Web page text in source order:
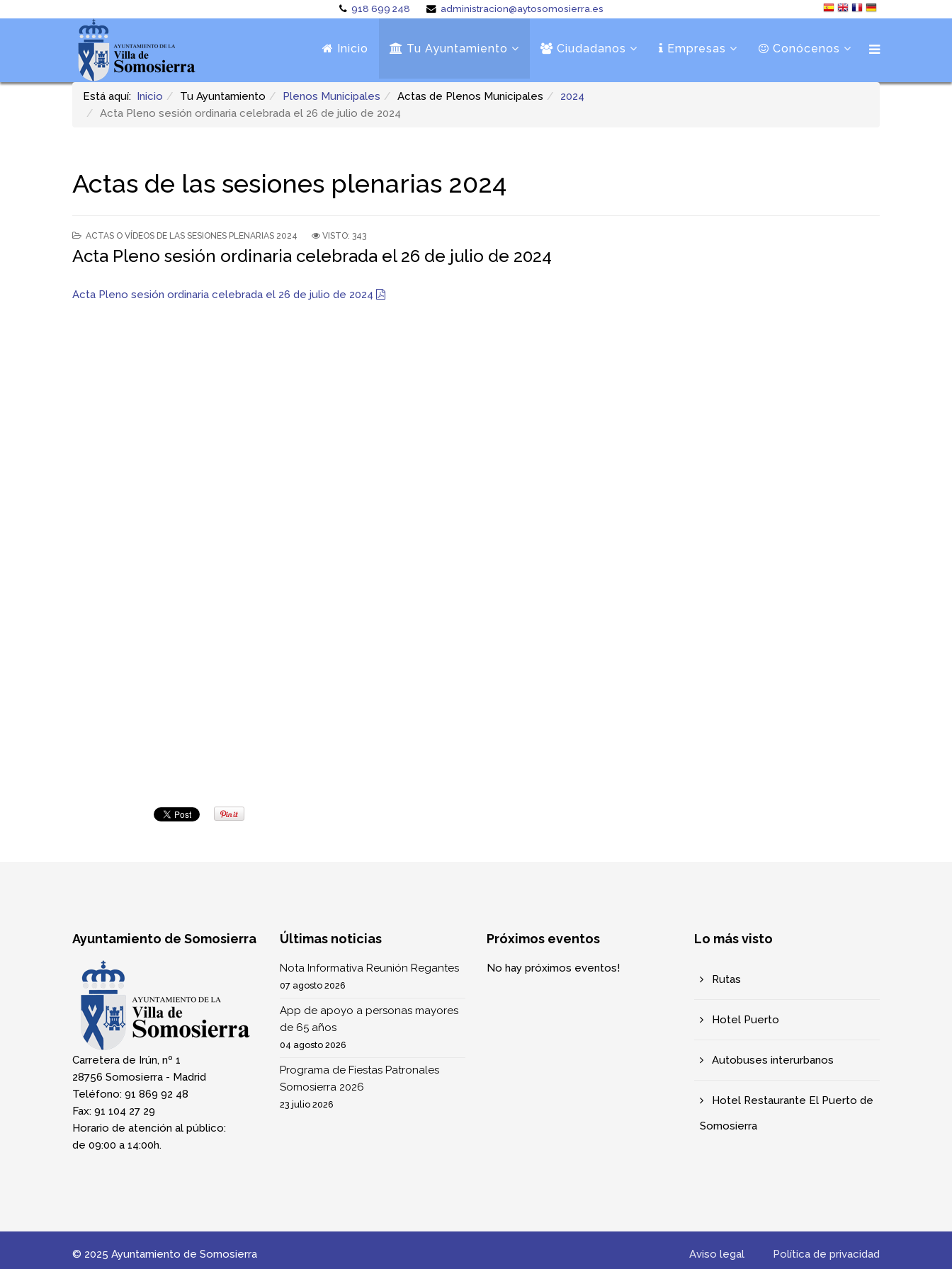
918 699 248 administracion@aytosomosierra.es
Inicio Tu Ayuntamiento Ciudadanos Empresas Conócenos
Está aquí: Inicio Tu Ayuntamiento Plenos Municipales Actas de Plenos Municipales
2024
Acta Pleno sesión ordinaria celebrada el 26 de julio de 2024
Actas de las sesiones plenarias 2024
ACTAS O VÍDEOS DE LAS SESIONES PLENARIAS 2024 VISTO: 343
Acta Pleno sesión ordinaria celebrada el 26 de julio de 2024
Acta Pleno sesión ordinaria celebrada el 26 de julio de 2024
Ayuntamiento de Somosierra
Carretera de Irún, nº 1
28756 Somosierra - Madrid
Teléfono: 91 869 92 48
Fax: 91 104 27 29
Horario de atención al público:
de 09:00 a 14:00h.
Últimas noticias
Nota Informativa Reunión Regantes
07 agosto 2026
App de apoyo a personas mayores
de 65 años
04 agosto 2026
Programa de Fiestas Patronales
Somosierra 2026
23 julio 2026
Próximos eventos
No hay próximos eventos!
Lo más visto
Rutas
Hotel Puerto
Autobuses interurbanos
Hotel Restaurante El Puerto de
Somosierra
© 2025 Ayuntamiento de Somosierra Aviso legal Política de privacidad